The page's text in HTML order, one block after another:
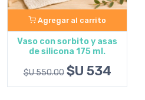
Agregar al carrito
Vaso con sorbito y asas
de silicona 175 ml.
$U 550.00 $U 534